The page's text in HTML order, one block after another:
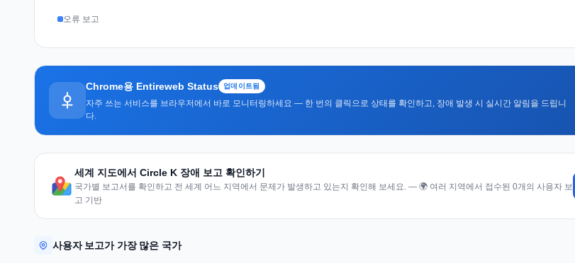
오류 보고
Chrome용 Entireweb Status 업데이트됨
자주 쓰는 서비스를 브라우저에서 바로 모니터링하세요 — 한 번의 클릭으로 상태를 확인하고, 장애 발생 시 실시간 알림을 드립니
다.
세계 지도에서 Circle K 장애 보고 확인하기
국가별 보고서를 확인하고 전 세계 어느 지역에서 문제가 발생하고 있는지 확인해 보세요. — 🌍 여러 지역에서 접수된 0개의 사용자 보
고 기반
사용자 보고가 가장 많은 국가